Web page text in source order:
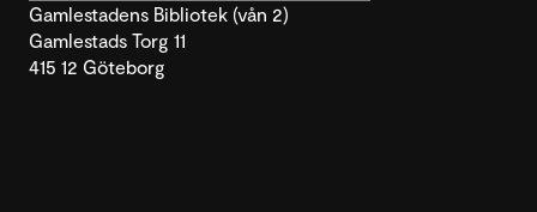
Gamlestadens Bibliotek (vån 2)
Gamlestads Torg 11
415 12 Göteborg